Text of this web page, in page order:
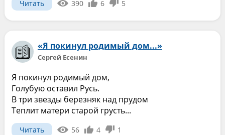
Читать 390 6 5
«Я покинул родимый дом...»
Сергей Есенин
Я покинул родимый дом,
Голубую оставил Русь.
В три звезды березняк над прудом
Теплит матери старой грусть...
Читать 56 4 1